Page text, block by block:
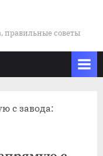
правильные советы